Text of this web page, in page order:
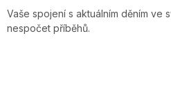
Vaše spojení s aktuálním děním ve
nespočet příběhů.